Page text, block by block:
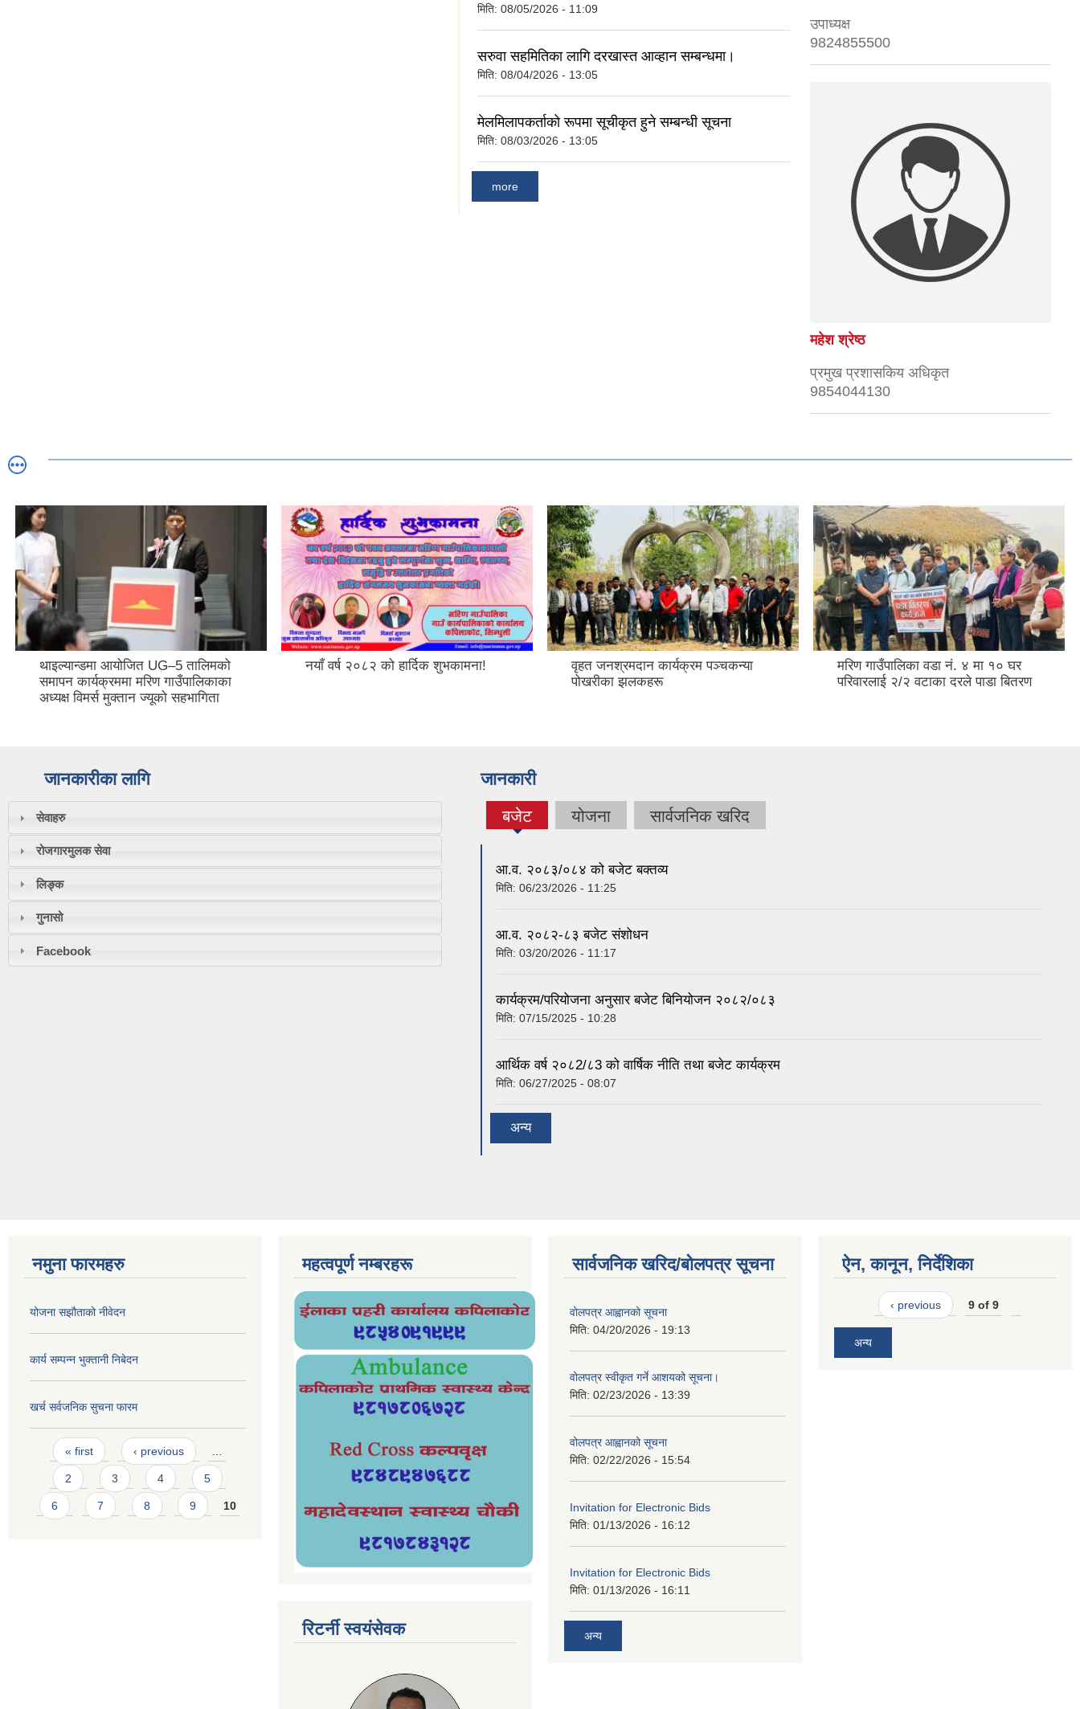
मिति: 08/05/2026 - 11:09
सरुवा सहमितिका लागि दरखास्त आव्हान सम्बन्धमा।
मिति: 08/04/2026 - 13:05
मेलमिलापकर्ताको रूपमा सूचीकृत हुने सम्बन्धी सूचना
मिति: 08/03/2026 - 13:05
more
उपाध्यक्ष
9824855500
महेश श्रेष्ठ
प्रमुख प्रशासकिय अधिकृत
9854044130
थाइल्यान्डमा आयोजित UG–5 तालिमको
समापन कार्यक्रममा मरिण गाउँपालिकाका
अध्यक्ष विमर्स मुक्तान ज्यूको सहभागिता
नयाँ वर्ष २०८२ को हार्दिक शुभकामना!
वृहत जनश्रमदान कार्यक्रम पञ्चकन्या
पोखरीका झलकहरू
मरिण गाउँपालिका वडा नं. ४ मा १० घर
परिवारलाई २/२ वटाका दरले पाडा बितरण
जानकारीका लागि
सेवाहरु
रोजगारमुलक सेवा
लिङ्क
गुनासो
Facebook
जानकारी
बजेट
(active
योजना सार्वजनिक खरिद
आ.व. २०८३/०८४ को बजेट बक्तव्य
मिति: 06/23/2026 - 11:25
आ.व. २०८२-८३ बजेट संशोधन
मिति: 03/20/2026 - 11:17
कार्यक्रम/परियोजना अनुसार बजेट बिनियोजन २०८२/०८३
मिति: 07/15/2025 - 10:28
आर्थिक वर्ष २०८2/८3 को वार्षिक नीति तथा बजेट कार्यक्रम
मिति: 06/27/2025 - 08:07
अन्य
नमुना फारमहरु
योजना सझौताको नीवेदन
कार्य सम्पन्न भुक्तानी निबेदन
खर्च सर्वजनिक सुचना फारम
Pages
« first ‹ previous
2 3 4 5
6 7 8 9 10
महत्वपूर्ण नम्बरहरू
रिटर्नी स्वयंसेवक
सार्वजनिक खरिद/बोलपत्र सूचना
वोलपत्र आह्वानको सूचना
मिति: 04/20/2026 - 19:13
वोलपत्र स्वीकृत गर्ने आशयको सूचना।
मिति: 02/23/2026 - 13:39
वोलपत्र आह्वानको सूचना
मिति: 02/22/2026 - 15:54
Invitation for Electronic Bids
मिति: 01/13/2026 - 16:12
Invitation for Electronic Bids
मिति: 01/13/2026 - 16:11
अन्य
ऐन, कानून, निर्देशिका
‹ previous 9 of 9
अन्य